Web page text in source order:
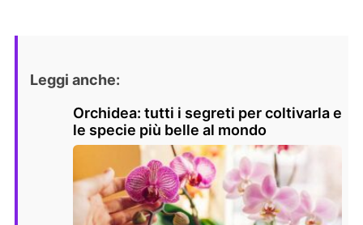
Leggi anche:
Orchidea: tutti i segreti per coltivarla e
le specie più belle al mondo